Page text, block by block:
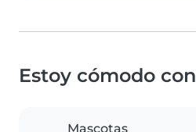
Estoy cómodo con
Mascotas